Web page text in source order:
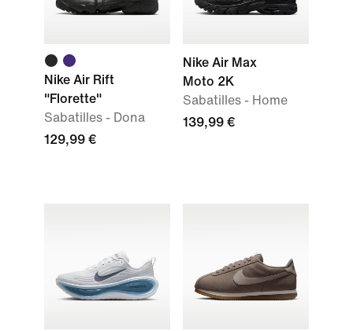
Nike Air Rift
"Florette"
Sabatilles - Dona
129,99 €
Nike Air Max
Moto 2K
Sabatilles - Home
139,99 €